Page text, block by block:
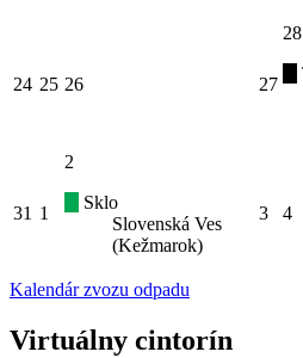
24 25 26 27
28
31 1
2
Sklo
Slovenská Ves
(Kežmarok)
3 4
Kalendár zvozu odpadu
Virtuálny cintorín